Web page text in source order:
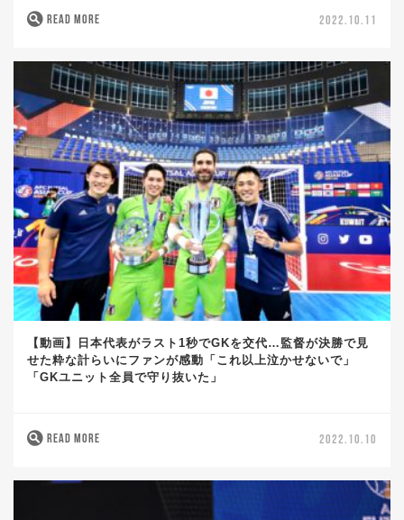
READ MORE 2022.10.11
【動画】日本代表がラスト1秒でGKを交代…監督が決勝で見
せた粋な計らいにファンが感動「これ以上泣かせないで」
「GKユニット全員で守り抜いた」
READ MORE 2022.10.10